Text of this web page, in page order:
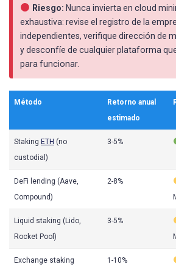
Riesgo: Nunca invierta en cloud
exhaustiva: revise el registro de la
independientes, verifique dirección de
y desconfíe de cualquier plataforma
para funcionar.
Método
Retorno anual
estimado
Staking ETH (no
custodial)
3-5%
DeFi lending (Aave,
Compound)
2-8%
Liquid staking (Lido,
Rocket Pool)
3-5%
Exchange staking
1-10%